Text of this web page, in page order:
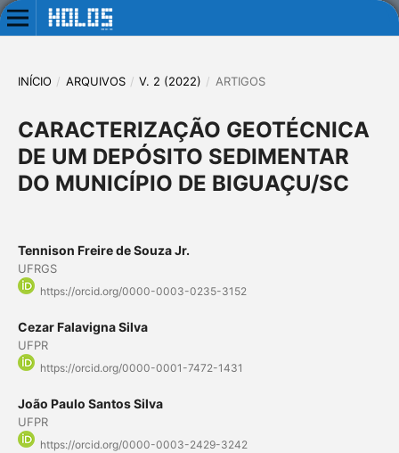
INÍCIO / ARQUIVOS / V. 2 (2022) / ARTIGOS
CARACTERIZAÇÃO GEOTÉCNICA
DE UM DEPÓSITO SEDIMENTAR
DO MUNICÍPIO DE BIGUAÇU/SC
Tennison Freire de Souza Jr.
UFRGS
https://orcid.org/0000-0003-0235-3152
Cezar Falavigna Silva
UFPR
https://orcid.org/0000-0001-7472-1431
João Paulo Santos Silva
UFPR
https://orcid.org/0000-0003-2429-3242